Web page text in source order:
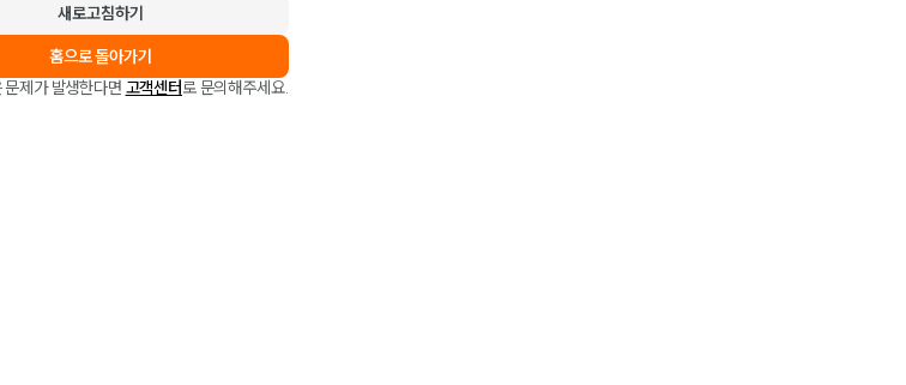
새로고침하기
홈으로 돌아가기
제가 발생한다면 고객센터로 문의해주세요.